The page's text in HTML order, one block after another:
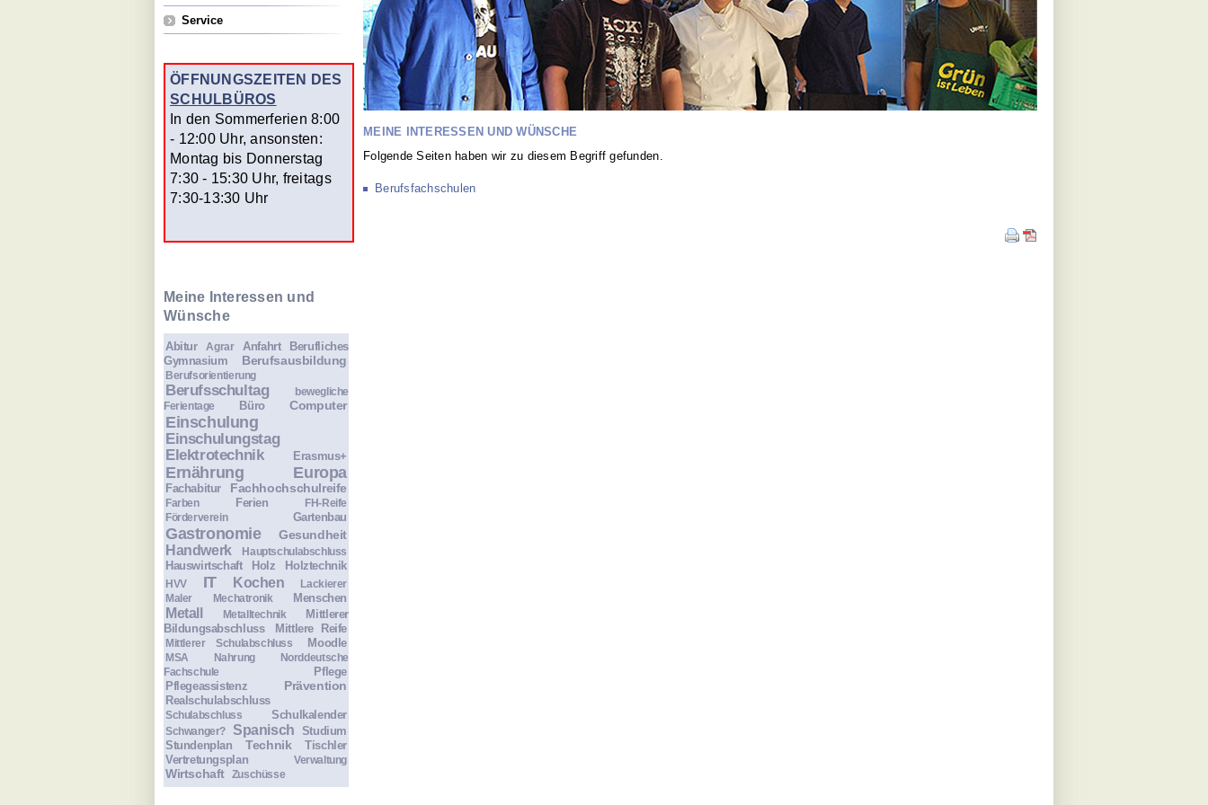
MEINE INTERESSEN UND WÜNSCHE
Folgende Seiten haben wir zu diesem Begriff gefunden.
Berufsfachschulen
Service
ÖFFNUNGSZEITEN DES
SCHULBÜROS
In den Sommerferien 8:00
- 12:00 Uhr, ansonsten:
Montag bis Donnerstag
7:30 - 15:30 Uhr, freitags
7:30-13:30 Uhr
Meine Interessen und
Wünsche
Abitur Agrar Anfahrt
Berufliches
Gymnasium
Berufsausbildung
Berufsorientierung
Berufsschultag
bewegliche
Ferientage
Büro Computer
Einschulung
Einschulungstag
Elektrotechnik
Erasmus+
Ernährung Europa
Fachabitur Fachhochschulreife
Farben Ferien
FH-Reife
Förderverein
Gartenbau
Gastronomie Gesundheit
Handwerk Hauptschulabschluss
Hauswirtschaft Holz Holztechnik
HVV IT Kochen
Lackierer
Maler
Mechatronik Menschen
Metall Metalltechnik
Mittlerer
Bildungsabschluss
Mittlere Reife
Mittlerer Schulabschluss Moodle
MSA Nahrung
Norddeutsche
Fachschule
Pflege
Pflegeassistenz
Prävention
Realschulabschluss
Schulabschluss Schulkalender
Schwanger? Spanisch Studium
Stundenplan
Technik
Tischler
Vertretungsplan
Verwaltung
Wirtschaft Zuschüsse